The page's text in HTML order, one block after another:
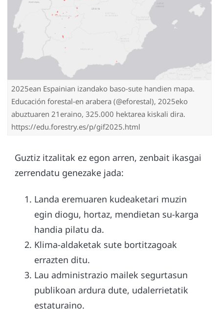
2025ean Espainian izandako baso-sute handien mapa.
Educación forestal-en arabera (@eforestal), 2025eko
abuztuaren 21eraino, 325.000 hektarea kiskali dira.
https://edu.forestry.es/p/gif2025.html
Guztiz itzalitak ez egon arren, zenbait ikasgai
zerrendatu genezake jada:
Landa eremuaren kudeaketari muzin
egin diogu, hortaz, mendietan su-karga
handia pilatu da.
Klima-aldaketak sute bortitzagoak
errazten ditu.
Lau administrazio mailek segurtasun
publikoan ardura dute, udalerrietatik
estaturaino.